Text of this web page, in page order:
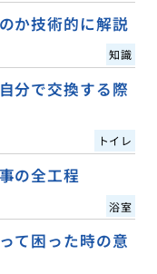
か技術的に解説
知識
分で交換する際
トイレ
の全工程
浴室
て困った時の意